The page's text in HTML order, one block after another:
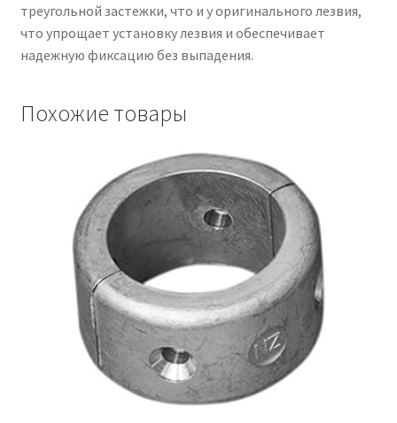
треугольной застежки, что и у оригинального лезвия,
что упрощает установку лезвия и обеспечивает
надежную фиксацию без выпадения.
Похожие товары